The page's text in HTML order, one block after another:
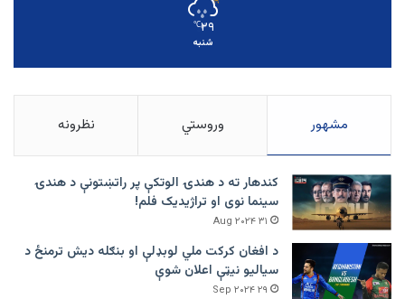
۲۹℃
شنبه
مشهور وروستي نظرونه
کندهار ته د هندۍ الوتکې پر راتښتونې د هندۍ
سینما نوی او تراژيديک فلم!
۳۱ Aug ۲۰۲۴
د افغان کرکت ملي لوبډلې او بنګله دیش ترمنځ د
سیالیو نیټې اعلان شوې
۲۹ Sep ۲۰۲۴